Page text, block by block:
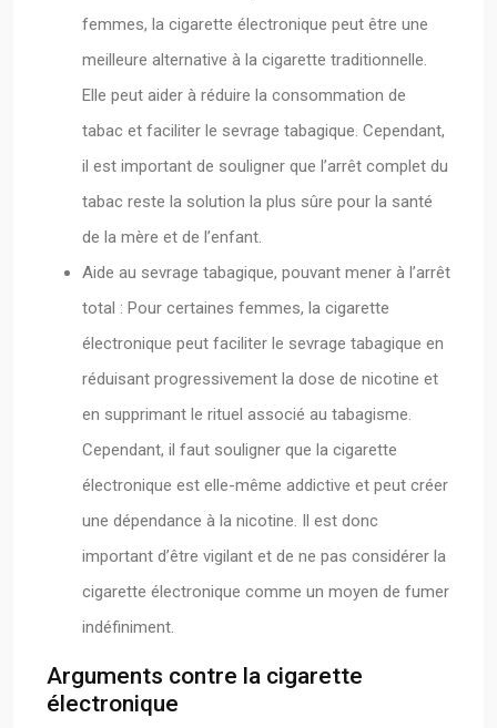
femmes, la cigarette électronique peut être une
meilleure alternative à la cigarette traditionnelle.
Elle peut aider à réduire la consommation de
tabac et faciliter le sevrage tabagique. Cependant,
il est important de souligner que l’arrêt complet du
tabac reste la solution la plus sûre pour la santé
de la mère et de l’enfant.
Aide au sevrage tabagique, pouvant mener à l’arrêt
total : Pour certaines femmes, la cigarette
électronique peut faciliter le sevrage tabagique en
réduisant progressivement la dose de nicotine et
en supprimant le rituel associé au tabagisme.
Cependant, il faut souligner que la cigarette
électronique est elle-même addictive et peut créer
une dépendance à la nicotine. Il est donc
important d’être vigilant et de ne pas considérer la
cigarette électronique comme un moyen de fumer
indéfiniment.
Arguments contre la cigarette
électronique